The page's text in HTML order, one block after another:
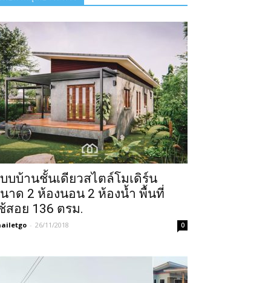
บบ้านชั้นเดียวสไตล์โมเดิร์น
าด 2 ห้องนอน 2 ห้องน้ำ พื้นที่
สอย 136 ตรม.
- 26/11/2018 0